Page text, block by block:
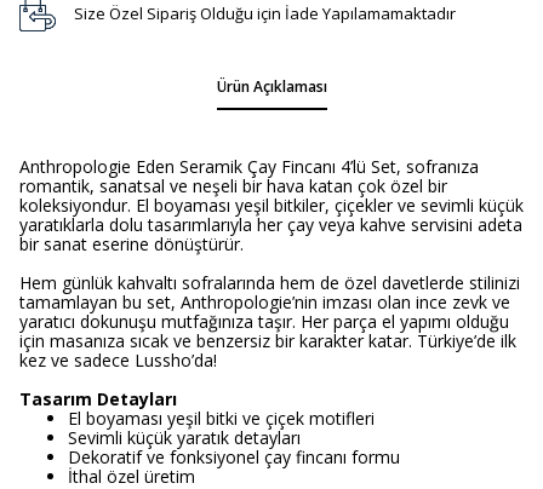
Size Özel Sipariş Olduğu için İade Yapılamamaktadır
Ürün Açıklaması
Anthropologie Eden Seramik Çay Fincanı 4’lü Set, sofranıza
romantik, sanatsal ve neşeli bir hava katan çok özel bir
koleksiyondur. El boyaması yeşil bitkiler, çiçekler ve sevimli küçük
yaratıklarla dolu tasarımlarıyla her çay veya kahve servisini adeta
bir sanat eserine dönüştürür.
Hem günlük kahvaltı sofralarında hem de özel davetlerde stilinizi
tamamlayan bu set, Anthropologie’nin imzası olan ince zevk ve
yaratıcı dokunuşu mutfağınıza taşır. Her parça el yapımı olduğu
için masanıza sıcak ve benzersiz bir karakter katar. Türkiye’de ilk
kez ve sadece Lussho’da!
Tasarım Detayları
El boyaması yeşil bitki ve çiçek motifleri
Sevimli küçük yaratık detayları
Dekoratif ve fonksiyonel çay fincanı formu
İthal özel üretim